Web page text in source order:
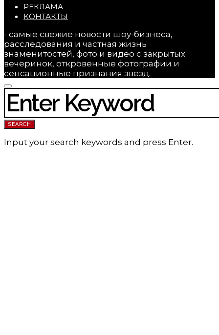
РЕКЛАМА
КОНТАКТЫ
- самые свежие новости шоу-бизнеса,
расследования и частная жизнь
знаменитостей, фото и видео с закрытых
вечеринок, откровенные фотографии и
сенсационные признания звезд.
SEARCH FOR:
SEARCH
Input your search keywords and press Enter.